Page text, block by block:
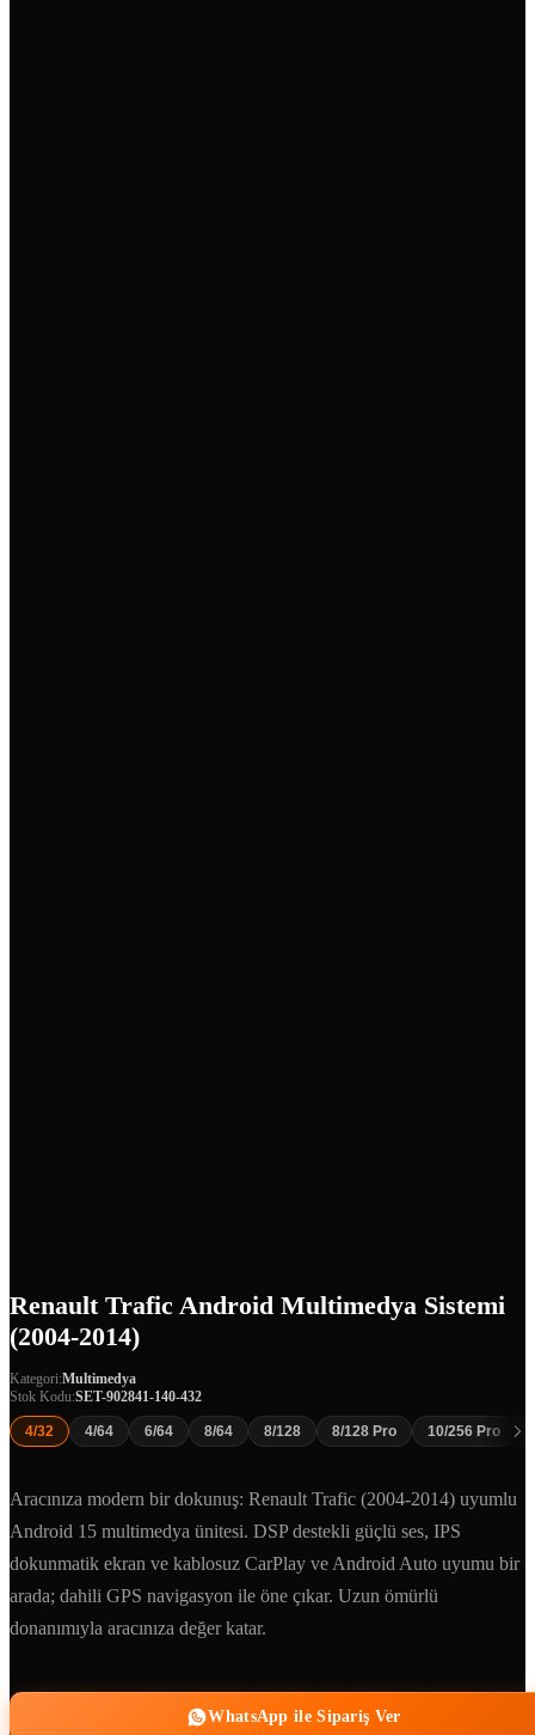
Renault Trafic Android Multimedya Sistemi
(2004-2014)
Kategori:Multimedya
Stok Kodu:SET-902841-140-432
4/32 4/64 6/64 8/64 8/128 8/128 Pro 10/256 Pro
Aracınıza modern bir dokunuş: Renault Trafic (2004-2014) uyumlu
Android 15 multimedya ünitesi. DSP destekli güçlü ses, IPS
dokunmatik ekran ve kablosuz CarPlay ve Android Auto uyumu bir
arada; dahili GPS navigasyon ile öne çıkar. Uzun ömürlü
donanımıyla aracınıza değer katar.
WhatsApp ile Sipariş Ver